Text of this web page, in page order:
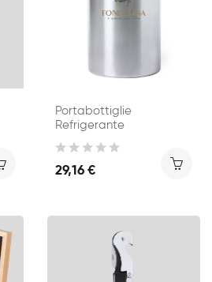
Portabottiglie
Refrigerante
29,16 €